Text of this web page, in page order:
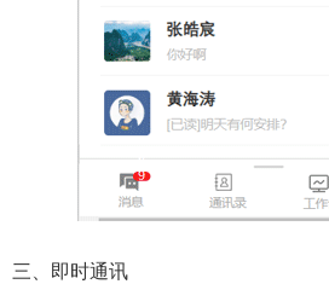
三、即时通讯